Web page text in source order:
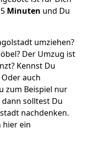
Minuten und Du
umziehen?
Der Umzug ist
Kennst Du
Oder auch
zum Beispiel nur
solltest Du
nachdenken.
hier ein